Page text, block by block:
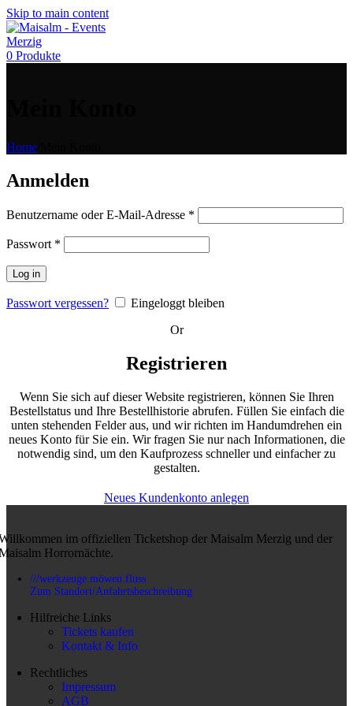
Skip to main content
0 Produkte
Home
Anmelden
Benutzername oder E-Mail-Adresse *
Passwort *
Log in
Passwort vergessen?
Eingeloggt bleiben
Or
Registrieren
Wenn Sie sich auf dieser Website registrieren, können Sie Ihren
Bestellstatus und Ihre Bestellhistorie abrufen. Füllen Sie einfach die
unten stehenden Felder aus, und wir richten im Handumdrehen ein
neues Konto für Sie ein. Wir fragen Sie nur nach Informationen, die
notwendig sind, um den Kaufprozess schneller und einfacher zu
gestalten.
Neues Kundenkonto anlegen
im offiziellen Ticketshop der Maisalm Merzig und der
Horrornächte.
///werkzeuge.möwen.fluss
Zum Standort/Anfahrtsbeschreibung
Hilfreiche Links
Tickets kaufen
Kontakt & Info
Rechtliches
Impressum
AGB